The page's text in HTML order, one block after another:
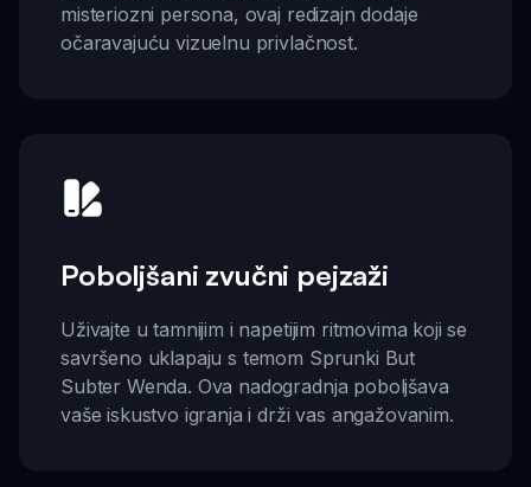
misteriozni persona, ovaj redizajn dodaje
očaravajuću vizuelnu privlačnost.
Poboljšani zvučni pejzaži
Uživajte u tamnijim i napetijim ritmovima koji se
savršeno uklapaju s temom Sprunki But
Subter Wenda. Ova nadogradnja poboljšava
vaše iskustvo igranja i drži vas angažovanim.